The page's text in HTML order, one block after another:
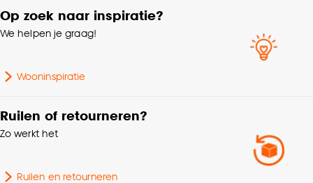
Op zoek naar inspiratie?
We helpen je graag!
Wooninspiratie
Ruilen of retourneren?
Zo werkt het
Ruilen en retourneren